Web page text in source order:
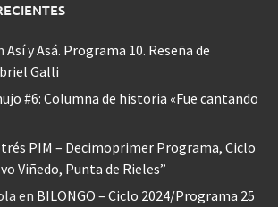
Así y Asá. Programa 10. Reseña de
Galli
#6: Columna de historia «Fue cantando
PIM – Decimoprimer Programa, Ciclo
Viñedo, Punta de Rieles”
en BILONGO – Ciclo 2024/Programa 25